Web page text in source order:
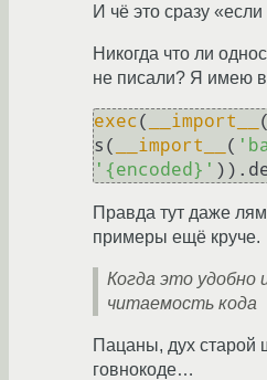
И чё это сразу
Никогда что ли
не писали? Я имею
exec( __import__ (
s(
__import__ (
'{encoded}'
Правда тут даже
примеры ещё круче.
Когда это удобно
читаемость кода
Пацаны, дух старой
говнокоде…